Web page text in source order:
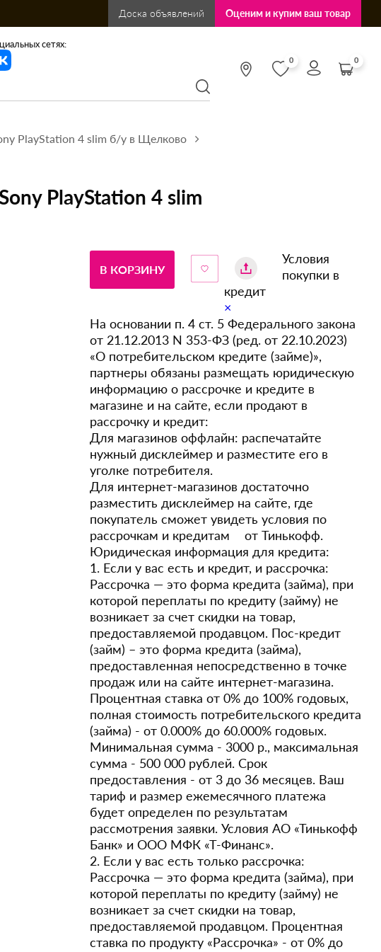
Доска объявлений Оценим и купим ваш товар
сетях:
0 0
PlayStation 4 slim б/у в Щелково
PlayStation 4 slim
В КОРЗИНУ
Условия
покупки в
кредит
×
На основании п. 4 ст. 5 Федерального закона
от 21.12.2013 N 353-ФЗ (ред. от 22.10.2023)
«О потребительском кредите (займе)»,
партнеры обязаны размещать юридическую
информацию о рассрочке и кредите в
магазине и на сайте, если продают в
рассрочку и кредит:
Для магазинов оффлайн: распечатайте
нужный дисклеймер и разместите его в
уголке потребителя.
Для интернет-магазинов достаточно
разместить дисклеймер на сайте, где
покупатель сможет увидеть условия по
рассрочкам и кредитам от Тинькофф.
Юридическая информация для кредита:
1. Если у вас есть и кредит, и рассрочка:
Рассрочка — это форма кредита (займа), при
которой переплаты по кредиту (займу) не
возникает за счет скидки на товар,
предоставляемой продавцом. Пос-кредит
(займ) – это форма кредита (займа),
предоставленная непосредственно в точке
продаж или на сайте интернет-магазина.
Процентная ставка от 0% до 100% годовых,
полная стоимость потребительского кредита
(займа) - от 0.000% до 60.000% годовых.
Минимальная сумма - 3000 р., максимальная
сумма - 500 000 рублей. Срок
предоставления - от 3 до 36 месяцев. Ваш
тариф и размер ежемесячного платежа
будет определен по результатам
рассмотрения заявки. Условия АО «Тинькофф
Банк» и ООО МФК «Т-Финанс».
2. Если у вас есть только рассрочка:
Рассрочка — это форма кредита (займа), при
которой переплаты по кредиту (займу) не
возникает за счет скидки на товар,
предоставляемой продавцом. Процентная
ставка по продукту «Рассрочка» - от 0% до